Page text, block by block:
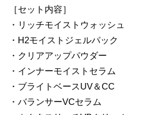
［セット内容］
・リッチモイストウォッシュ
・H2モイストジェルパック
・クリアアップパウダー
・インナーモイストセラム
・ブライトベースUV＆CC
・バランサーVCセラム